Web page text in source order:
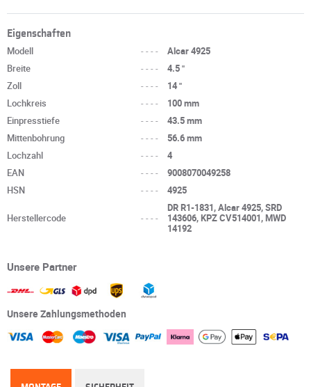
Eigenschaften
Modell ----
Alcar 4925
Breite
----
4.5 "
Zoll
----
14 "
Lochkreis
----
100 mm
Einpresstiefe
----
43.5 mm
Mittenbohrung
----
56.6 mm
Lochzahl
----
4
EAN
----
9008070049258
HSN
---- 4925
Herstellercode ----
DR R1-1831, Alcar 4925, SRD
143606, KPZ CV514001, MWD
14192
Unsere Partner
Unsere Zahlungsmethoden